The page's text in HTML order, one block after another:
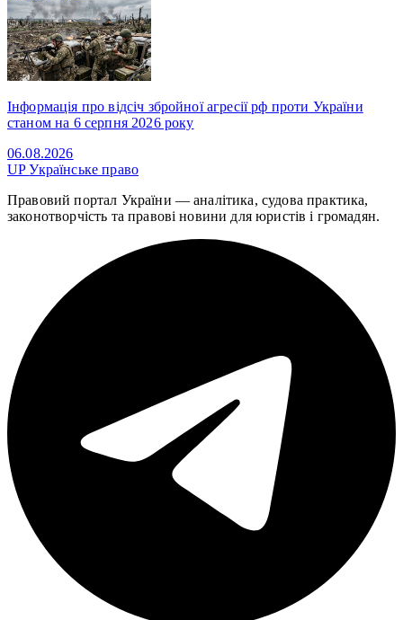
Інформація про відсіч збройної агресії рф проти України
станом на 6 серпня 2026 року
06.08.2026
UPУкраїнське право
Правовий портал України — аналітика, судова практика,
законотворчість та правові новини для юристів і громадян.